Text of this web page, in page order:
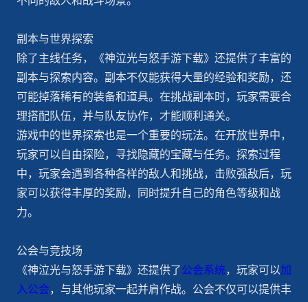
副本与世界探索
除了主线任务，《神泣光与怒手游下载》还提供了丰富的
副本与探索内容。副本不仅能获得大量的经验和奖励，还
可能掉落稀有的装备和道具。在挑战副本时，玩家需要合
理搭配队伍，并与队友协作，才能顺利通关。
游戏中的世界探索也是一个重要的玩法。在开放世界中，
玩家可以自由探险，寻找隐藏的宝藏与任务。探索过程
中，玩家会遇到各种各样的敌人和挑战，击败强敌后，玩
家可以获得丰厚的奖励，同时提升自己的角色等级和战
力。
公会与竞技场
《神泣光与怒手游下载》还提供了公会系统，玩家可以加
入公会，与其他玩家一起并肩作战。公会不仅可以提供丰